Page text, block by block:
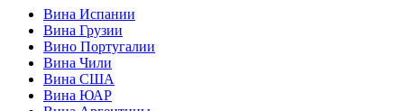
Вина Испании
Вина Грузии
Вино Португалии
Вина Чили
Вина США
Вина ЮАР